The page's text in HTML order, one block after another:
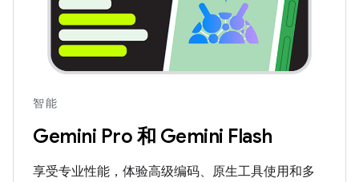
智能
Gemini Pro 和 Gemini Flash
享受专业性能，体验高级编码、原生工具使用和多